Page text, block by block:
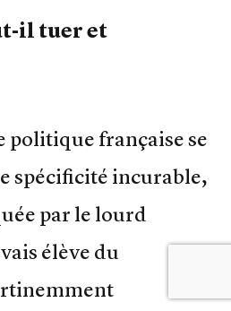
il tuer et
politique française se
spécificité incurable,
par le lourd
élève du